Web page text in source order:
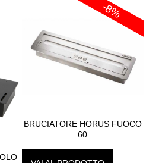
-8%
BRUCIATORE HORUS FUOCO
60